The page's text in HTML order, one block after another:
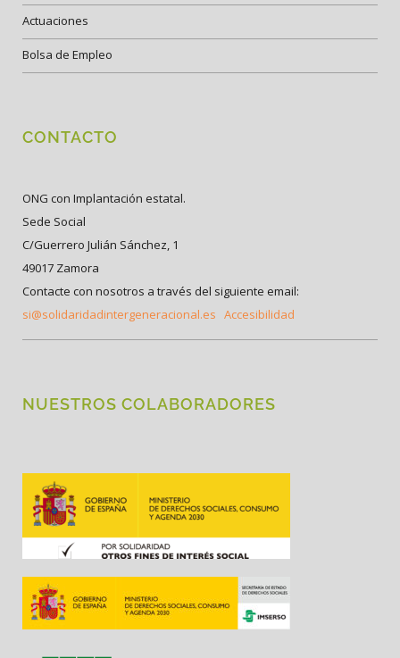
Actuaciones
Bolsa de Empleo
CONTACTO
ONG con Implantación estatal.
Sede Social
C/Guerrero Julián Sánchez, 1
49017 Zamora
Contacte con nosotros a través del siguiente email:
si@solidaridadintergeneracional.es Accesibilidad
NUESTROS COLABORADORES